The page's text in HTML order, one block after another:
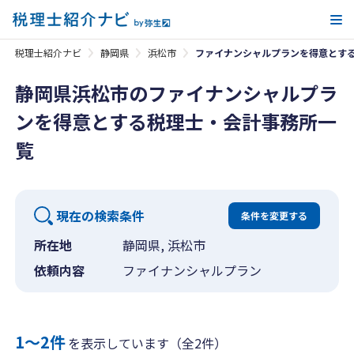
税理士紹介ナビ 静岡県 浜松市 ファイナンシャルプランを得意とす
静岡県浜松市のファイナンシャルプラ
ンを得意とする税理士・会計事務所一
覧
現在の検索条件 条件を変更する
所在地
静岡県, 浜松市
依頼内容
ファイナンシャルプラン
1〜2件を表示しています（全2件）